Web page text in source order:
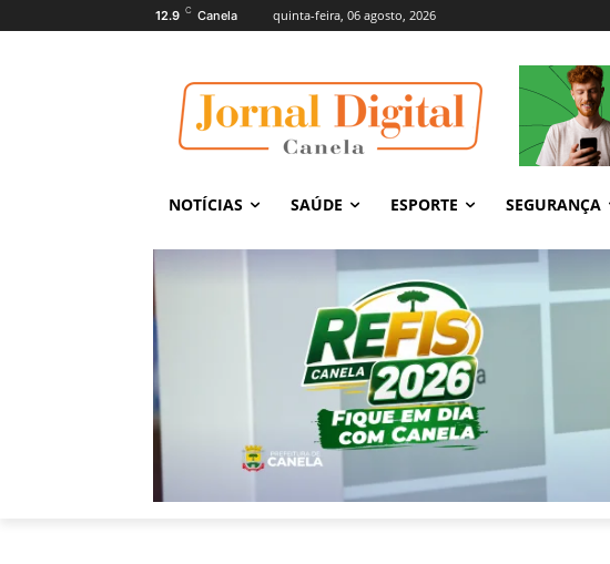
12.9 C Canela quinta-feira, 06 agosto, 2026
NOTÍCIAS SAÚDE ESPORTE SEGURANÇA